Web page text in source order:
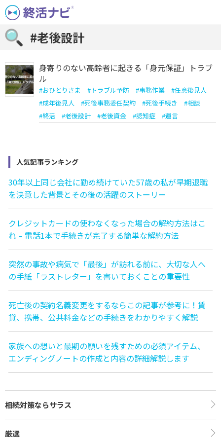
Skip
to
content
#老後設計
身寄りのない高齢者に起きる「身元保証」トラブ
ル
#おひとりさま # トラブル予防 #事務作業 #任意後見人
#成年後見人 #死後事務委任契約 #死後手続き #相談
#終活 #老後設計 #老後資金 #認知症 #遺言
人気記事ランキング
30年以上同じ会社に勤め続けていた57歳の私が早期退職
を決意した背景とその後の活躍のストーリー
クレジットカードの使わなくなった場合の解約方法はこ
れ – 電話1本で手続きが完了する簡単な解約方法
突然の事故や病気で「最後」が訪れる前に、大切な人へ
の手紙「ラストレター」を書いておくことの重要性
死亡後の契約名義変更をするならこの記事が参考に！賃
貸、携帯、公共料金などの手続きをわかりやすく解説
家族への想いと最期の願いを残すための必須アイテム、
エンディングノートの作成と内容の詳細解説します
相続対策ならサラス
厳選